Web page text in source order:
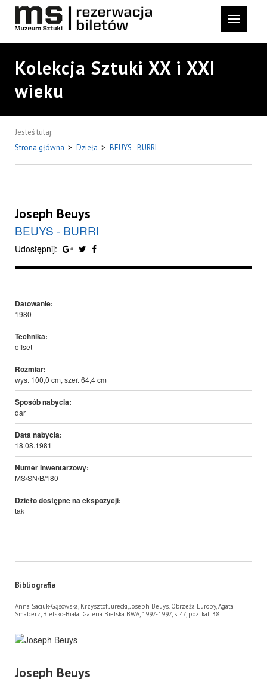
Kolekcja Sztuki XX i XXI
wieku
Jesteś tutaj:
Strona główna > Dzieła > BEUYS - BURRI
Joseph Beuys
BEUYS - BURRI
Udostępnij:
Datowanie:
1980
Technika:
offset
Rozmiar:
wys. 100,0 cm, szer. 64,4 cm
Sposób nabycia:
dar
Data nabycia:
18.08.1981
Numer inwentarzowy:
MS/SN/B/180
Dzieło dostępne na ekspozycji:
tak
Bibliografia
Anna Saciuk-Gąsowska, Krzysztof Jurecki, Joseph Beuys. Obrzeża Europy, Agata
Smalcerz, Bielsko-Biała: Galeria Bielska BWA, 1997-1997, s. 47, poz. kat. 38.
Joseph Beuys